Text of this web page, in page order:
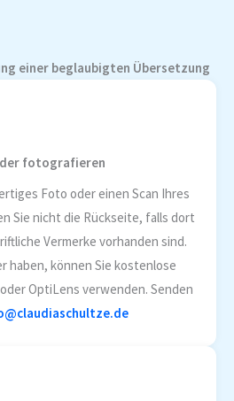
einer beglaubigten Übersetzung
fotografieren
Foto oder einen Scan Ihres
Sie nicht die Rückseite, falls dort
Vermerke vorhanden sind.
haben, können Sie kostenlose
OptiLens verwenden. Senden